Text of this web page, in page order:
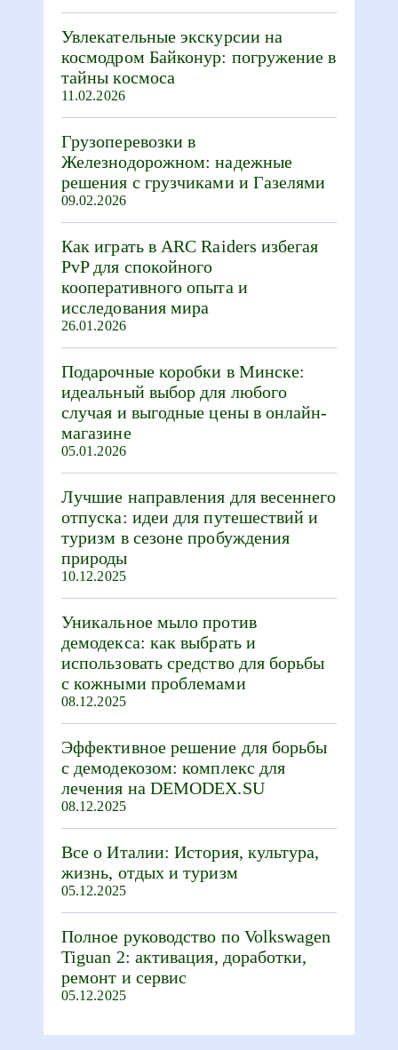
Увлекательные экскурсии на
космодром Байконур: погружение в
тайны космоса
11.02.2026
Грузоперевозки в
Железнодорожном: надежные
решения с грузчиками и Газелями
09.02.2026
Как играть в ARC Raiders избегая
PvP для спокойного
кооперативного опыта и
исследования мира
26.01.2026
Подарочные коробки в Минске:
идеальный выбор для любого
случая и выгодные цены в онлайн-
магазине
05.01.2026
Лучшие направления для весеннего
отпуска: идеи для путешествий и
туризм в сезоне пробуждения
природы
10.12.2025
Уникальное мыло против
демодекса: как выбрать и
использовать средство для борьбы
с кожными проблемами
08.12.2025
Эффективное решение для борьбы
с демодекозом: комплекс для
лечения на DEMODEX.SU
08.12.2025
Все о Италии: История, культура,
жизнь, отдых и туризм
05.12.2025
Полное руководство по Volkswagen
Tiguan 2: активация, доработки,
ремонт и сервис
05.12.2025